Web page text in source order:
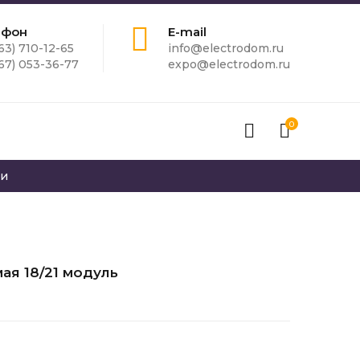
710-12-65
053-36-77
E-mail
info@electrodom.ru
expo@electrodom.ru
0
18/21 модуль